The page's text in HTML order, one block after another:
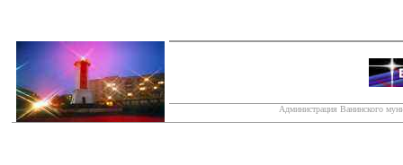
Администрация Ванинского